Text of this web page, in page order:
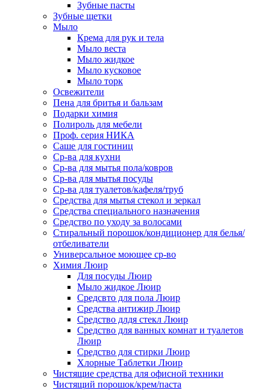
Зубные пасты
Зубные щетки
Мыло
Крема для рук и тела
Мыло веста
Мыло жидкое
Мыло кусковое
Мыло торк
Освежители
Пена для бритья и бальзам
Подарки химия
Полироль для мебели
Проф. серия НИКА
Саше для гостиниц
Ср-ва для кухни
Ср-ва для мытья пола/ковров
Ср-ва для мытья посуды
Ср-ва для туалетов/кафеля/труб
Средства для мытья стекол и зеркал
Средства специального назначения
Средство по уходу за волосами
Стиральный порошок/кондиционер для белья/
отбеливатели
Универсальное моющее ср-во
Химия Люир
Для посуды Люир
Мыло жидкое Люир
Средсвто для пола Люир
Средства антижир Люир
Средство длдя стекл Люир
Средство для ванных комнат и туалетов
Люир
Средство для стирки Люир
Хлорные Таблетки Люир
Чистящие средства для офисной техники
Чистящий порошок/крем/паста